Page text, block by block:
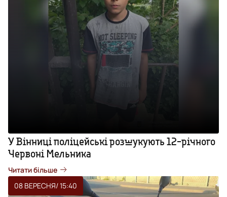
У Вінниці поліцейські розшукують 12-річного
Червоні Мельника
Читати більше
08 ВЕРЕСНЯ/ 15:40